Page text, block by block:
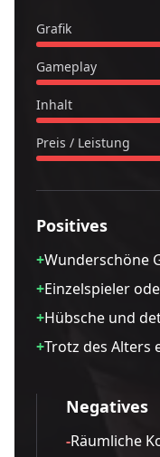
Grafik
Gameplay
Inhalt
Preis / Leistung
Positives
+Wunderschöne
+Einzelspieler
+Hübsche und
+Trotz des Alters
Negatives
-Räumliche